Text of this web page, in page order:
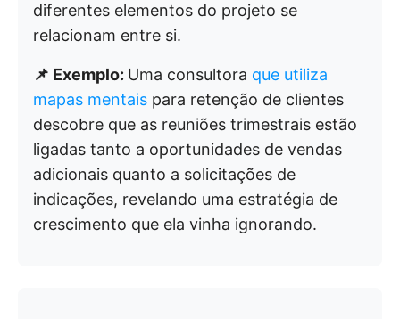
diferentes elementos do projeto se
relacionam entre si.
📌 Exemplo: Uma consultora que utiliza
mapas mentais para retenção de clientes
descobre que as reuniões trimestrais estão
ligadas tanto a oportunidades de vendas
adicionais quanto a solicitações de
indicações, revelando uma estratégia de
crescimento que ela vinha ignorando.